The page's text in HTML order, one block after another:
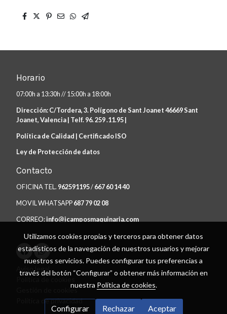
Horario
07:00h a 13:30h // 15:00h a 18:00h
Dirección: C/Tordera, 3. Polígono de Sant Joanet 46669 Sant
Joanet, Valencia | Telf. 96. 259 .11.95 |
Política de Calidad | Certificado ISO
Ley de Protección de datos
Contacto
OFICINA TEL. 962591195/667 60 14 40
MOVIL WHATSAPP687 79 02 08
CORREO:info@jcamposmaquinaria.com
Aviso legal
Gestión de cookies
Política de privacidad
Utilizamos cookies propias y terceros para obtener datos
estadísticos de la navegación de nuestros usuarios y mejorar
nuestros servicios. Puedes configurar tus preferencias a
través del botón “Configurar” o obtener más información en
nuestra Política de cookies.
Configurar Rechazar Aceptar